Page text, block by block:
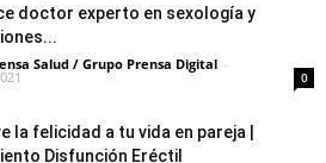
doctor experto en sexología y
Salud / Grupo Prensa Digital -
0
la felicidad a tu vida en pareja |
Disfunción Eréctil